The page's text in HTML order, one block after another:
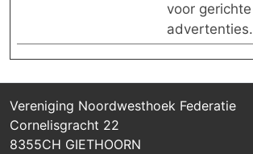
voor gerichte
advertenties.
Vereniging Noordwesthoek Federatie
Cornelisgracht 22
8355CH GIETHOORN